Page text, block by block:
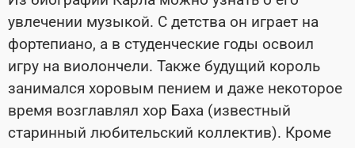
увлечении музыкой. С детства он играет на
фортепиано, а в студенческие годы освоил
игру на виолончели. Также будущий король
занимался хоровым пением и даже некоторое
время возглавлял хор Баха (известный
старинный любительский коллектив). Кроме